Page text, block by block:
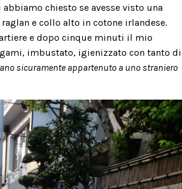
chiesto se avesse visto una
e collo alto in cotone irlandese.
e dopo cinque minuti il mio
imbustato, igienizzato con tanto di
sicuramente appartenuto a uno straniero